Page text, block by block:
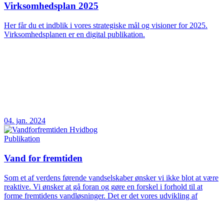
Virksomhedsplan 2025
Her får du et indblik i vores strategiske mål og visioner for 2025.
Virksomhedsplanen er en digital publikation.
04. jan. 2024
Publikation
Vand for fremtiden
Som et af verdens førende vandselskaber ønsker vi ikke blot at være
reaktive. Vi ønsker at gå foran og gøre en forskel i forhold til at
forme fremtidens vandløsninger. Det er det vores udvikling af